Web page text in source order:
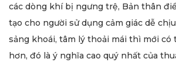
các dòng khí bị ngưng trệ, Bản thân
tạo cho người sử dụng cảm giác dễ
sảng khoái, tâm lý thoải mái thì mới có
hơn, đó là ý nghĩa cao quý nhất của